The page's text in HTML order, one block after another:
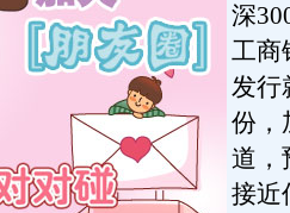
深
工商
发行
份，
道，
接近